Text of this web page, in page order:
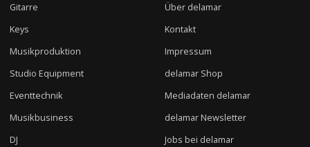
Gitarre
Keys
Musikproduktion
Studio Equipment
Eventtechnik
Musikbusiness
DJ
Über delamar
Kontakt
Impressum
delamar Shop
Mediadaten delamar
delamar Newsletter
Jobs bei delamar